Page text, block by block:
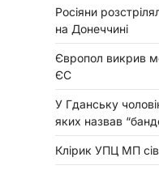
Росіяни
на Донеччині
Європол викрив
ЄС
У Гданську
яких назвав
Клірик УПЦ МП сів